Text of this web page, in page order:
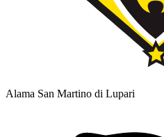
Alama San Martino di Lupari